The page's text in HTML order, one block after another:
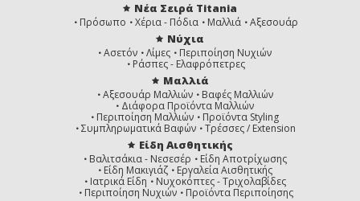
Νέα Σειρά Titania
Πρόσωπο Χέρια - Πόδια Μαλλιά Αξεσουάρ
Νύχια
Ασετόν Λίμες
Περιποίηση Νυχιών
Ράσπες - Ελαφρόπετρες
Μαλλιά
Αξεσουάρ Μαλλιών
Βαφές Μαλλιών
Διάφορα Προϊόντα Μαλλιών
Περιποίηση Μαλλιών
Προϊόντα Styling
Συμπληρωματικά Βαφών
Τρέσσες / Extension
Είδη Αισθητικής
Βαλιτσάκια - Νεσεσέρ
Είδη Αποτρίχωσης
Είδη Μακιγιάζ
Εργαλεία Αισθητικής
Ιατρικά Είδη
Νυχοκόπτες - Τριχολαβίδες
Περιποίηση Νυχιών
Προϊόντα Περιποίησης